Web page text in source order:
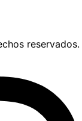
reservados.